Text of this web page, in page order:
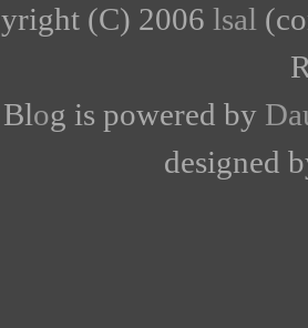
(C) 2006 lsal
og is powered by
designed